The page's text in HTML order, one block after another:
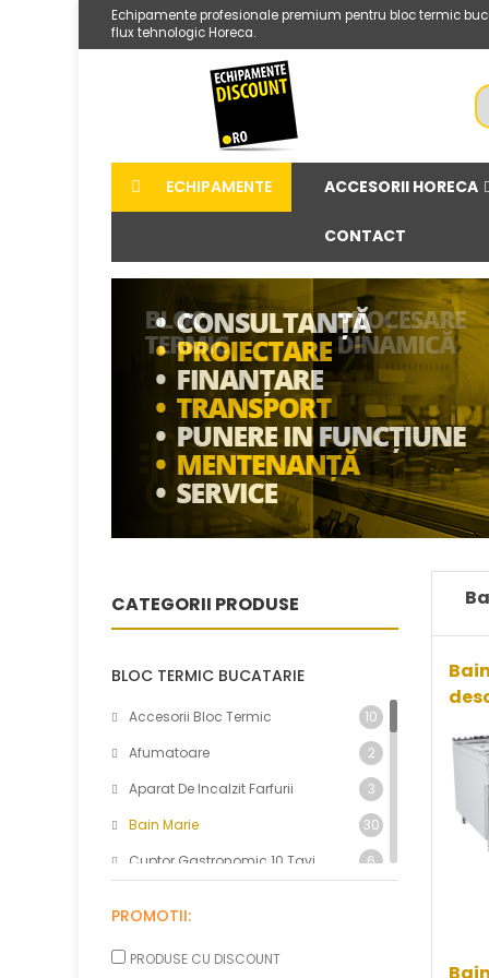
Echipamente profesionale premium pentru bloc termic
flux tehnologic Horeca.
ECHIPAMENTE ACCESORII HORECA
CONTACT
CATEGORII PRODUSE
BLOC TERMIC BUCATARIE
Accesorii Bloc Termic
10
Afumatoare
2
Aparat De Incalzit Farfurii
3
Bain Marie
30
Cuptor Gastronomic 10 Tavi
6
Cuptor Gastronomic 15 Tavi
PROMOTII:
PRODUSE CU DISCOUNT